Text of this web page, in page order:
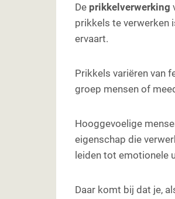
Beweging
Sociale
Vermoeidheid en
Een sensor voor
Tips hoe je als
Tip 2: Duidelijke
Tip 3: Goede
Tip 4:
Coaching voor
De prikkelverwerking
prikkels te verwerken
ervaart.
Prikkels variëren van
groep mensen of
Hooggevoelige
eigenschap die
leiden tot emotionele
Daar komt bij dat je,